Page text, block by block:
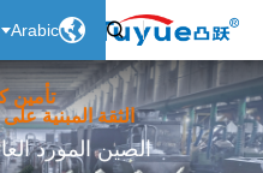


Arabic
تأمين
الثقة المبنية على 20 عاما من الخبرة
الصين المورد